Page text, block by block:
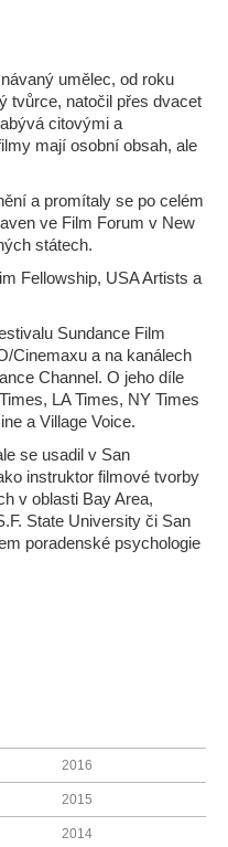
umělec, od roku
tvůrce, natočil přes dvacet
citovými a
mají osobní obsah, ale
a promítaly se po celém
ve Film Forum v New
státech.
Fellowship, USA Artists a
Sundance Film
Cinemaxu a na kanálech
Channel. O jeho díle
LA Times, NY Times
a Village Voice.
se usadil v San
instruktor filmové tvorby
v oblasti Bay Area,
State University či San
poradenské psychologie
2016
2015
2014